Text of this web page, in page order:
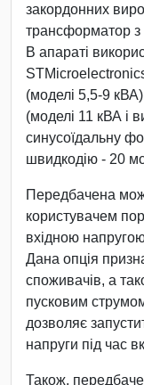
закордонних
трансформатор з
В апараті
(моделі 5,5-9
(моделі 11 кВА і
синусоїдальну
швидкодію - 20
Передбачена
користувачем
вхідною
Дана опція
споживачів, а
пусковим
дозволяє
напруги під час
Також,